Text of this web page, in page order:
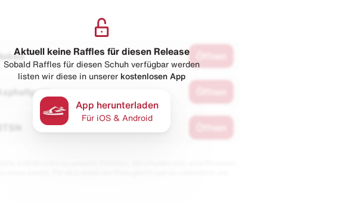
Naked
Asphaltgold
Aktuell keine Raffles für diesen Release
Sobald Raffles für diesen Schuh verfügbar werden
listen wir diese in unserer kostenlosen App
App herunterladen
Für iOS & Android